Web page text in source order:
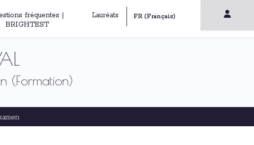
fréquentes |
BRIGHTEST
Lauréats
(Formation)